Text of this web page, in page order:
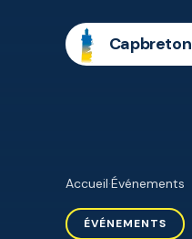
Capbreton
Accueil·Événements
ÉVÉNEMENTS